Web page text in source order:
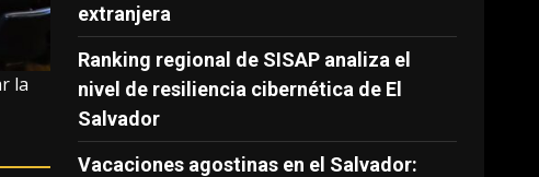
la
extranjera
Ranking regional de SISAP analiza el
nivel de resiliencia cibernética de El
Salvador
Vacaciones agostinas en el Salvador: